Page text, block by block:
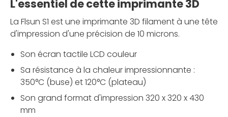
L'essentiel de cette imprimante 3D
La Flsun S1 est une imprimante 3D filament à une tête
d'impression d'une précision de 10 microns.
Son écran tactile LCD couleur
Sa résistance à la chaleur impressionnante :
350°C (buse) et 120°C (plateau)
Son grand format d'impression 320 x 320 x 430
mm